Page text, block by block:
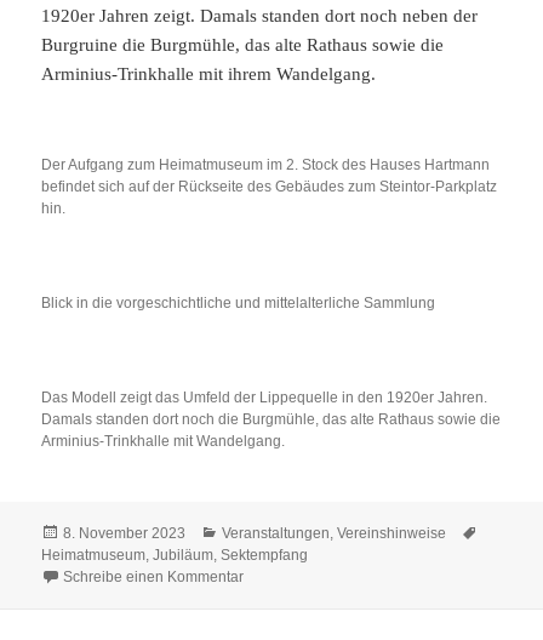
1920er Jahren zeigt. Damals standen dort noch neben der
Burgruine die Burgmühle, das alte Rathaus sowie die
Arminius-Trinkhalle mit ihrem Wandelgang.
Der Aufgang zum Heimatmuseum im 2. Stock des Hauses Hartmann
befindet sich auf der Rückseite des Gebäudes zum Steintor-Parkplatz
hin.
Blick in die vorgeschichtliche und mittelalterliche Sammlung
Das Modell zeigt das Umfeld der Lippequelle in den 1920er Jahren.
Damals standen dort noch die Burgmühle, das alte Rathaus sowie die
Arminius-Trinkhalle mit Wandelgang.
Veröffentlicht
am
8. November 2023 Kategorien
Veranstaltungen,Vereinshinweise
Heimatmuseum,Jubiläum,Sektempfang
Schreibe einen Kommentarzu 12. November: Sektempfang im